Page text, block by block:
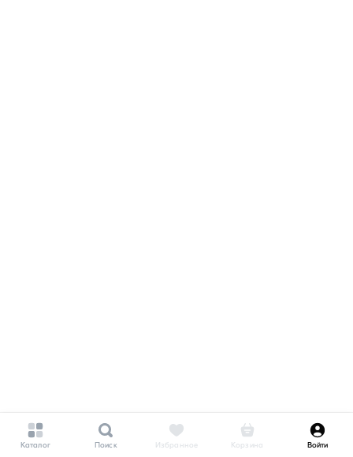
Каталог Поиск Избранное Корзина Войти